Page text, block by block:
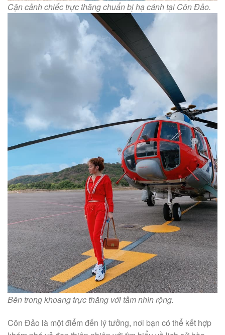
Cận cảnh chiếc trực thăng chuẩn bị hạ cánh tại Côn Đảo.
Bên trong khoang trực thăng với tầm nhìn rộng.
Côn Đảo là một điểm đến lý tưởng, nơi bạn có thể kết hợp